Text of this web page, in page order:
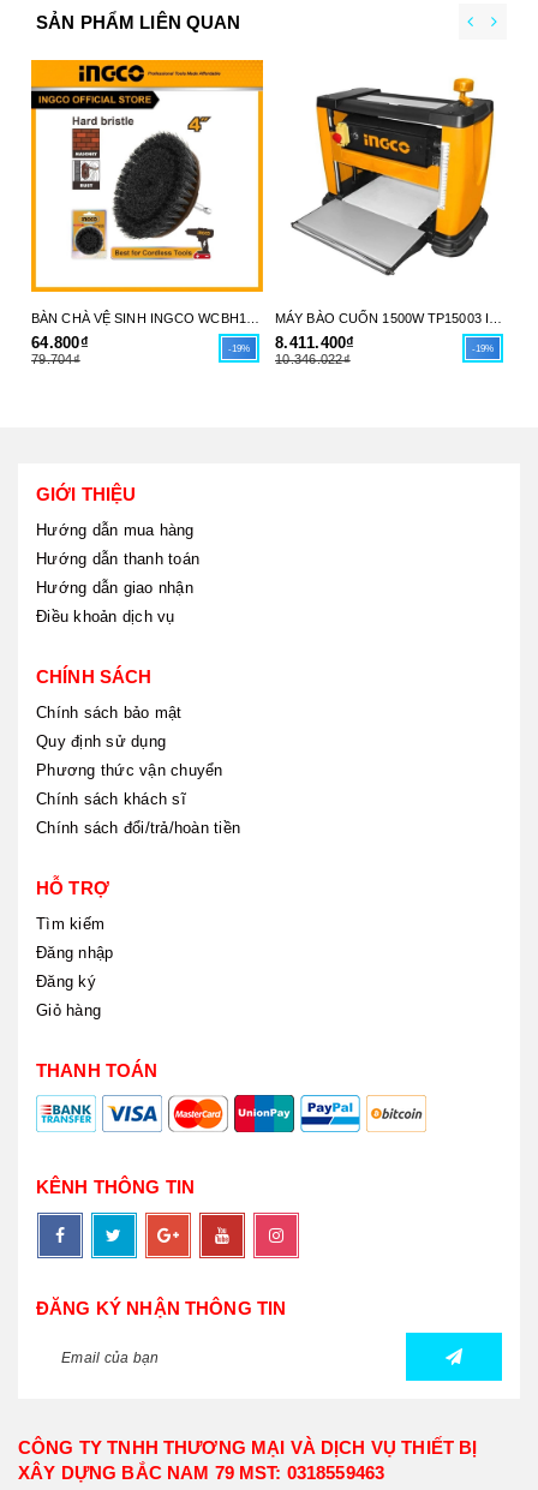
SẢN PHẨM LIÊN QUAN
64.800₫
79.704₫
-19% 8.411.400₫
10.346.022₫
-19%
GIỚI THIỆU
Hướng dẫn mua hàng
Hướng dẫn thanh toán
Hướng dẫn giao nhận
Điều khoản dịch vụ
CHÍNH SÁCH
Chính sách bảo mật
Quy định sử dụng
Phương thức vận chuyển
Chính sách khách sĩ
Chính sách đổi/trả/hoàn tiền
HỖ TRỢ
Tìm kiếm
Đăng nhập
Đăng ký
Giỏ hàng
THANH TOÁN
KÊNH THÔNG TIN
ĐĂNG KÝ NHẬN THÔNG TIN
CÔNG TY TNHH THƯƠNG MẠI VÀ DỊCH VỤ THIẾT BỊ
XÂY DỰNG BẮC NAM 79 MST: 0318559463